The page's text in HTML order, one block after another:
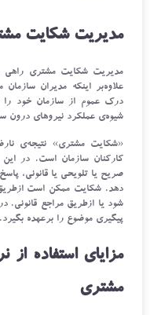
مدیریت شکایت
مدیریت شکایت مشتری
علاوه‌بر اینکه مدیران
درک عموم از سازمان خود را
شیوه‌ی عملکرد نیروهای درون
«شکایت مشتری» نتیجه‌ی
کارکنان سازمان است. در این
صریح یا تلویحی یا قانونی،
دهد. شکایت ممکن است
شود یا ازطریق مراجع
پیگیری موضوع را برعهده بگیرد.
مزایای استفاده
مشتری